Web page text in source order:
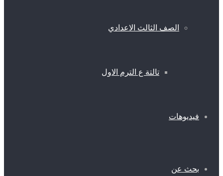
الصف الثالث الاعدادي
تالتة ع الترم الاول
فيديوهات
بحث عن